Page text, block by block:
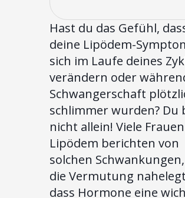
Hast du das Gefühl,
deine Lipödem-
sich im Laufe deines
verändern oder
Schwangerschaft
schlimmer wurden? Du
nicht allein! Viele
Lipödem berichten von
solchen
die Vermutung
dass Hormone eine